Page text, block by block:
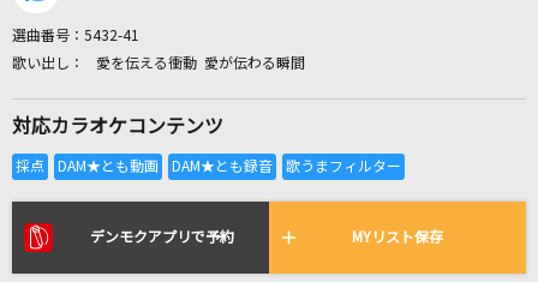
全国りれき
リアルタイムで歌われている曲の一覧
選曲番号： 5432-41
愛を伝える衝動 愛が伝わる瞬間
対応カラオケコンテンツ
デンモクアプリで予約 MYリスト保存